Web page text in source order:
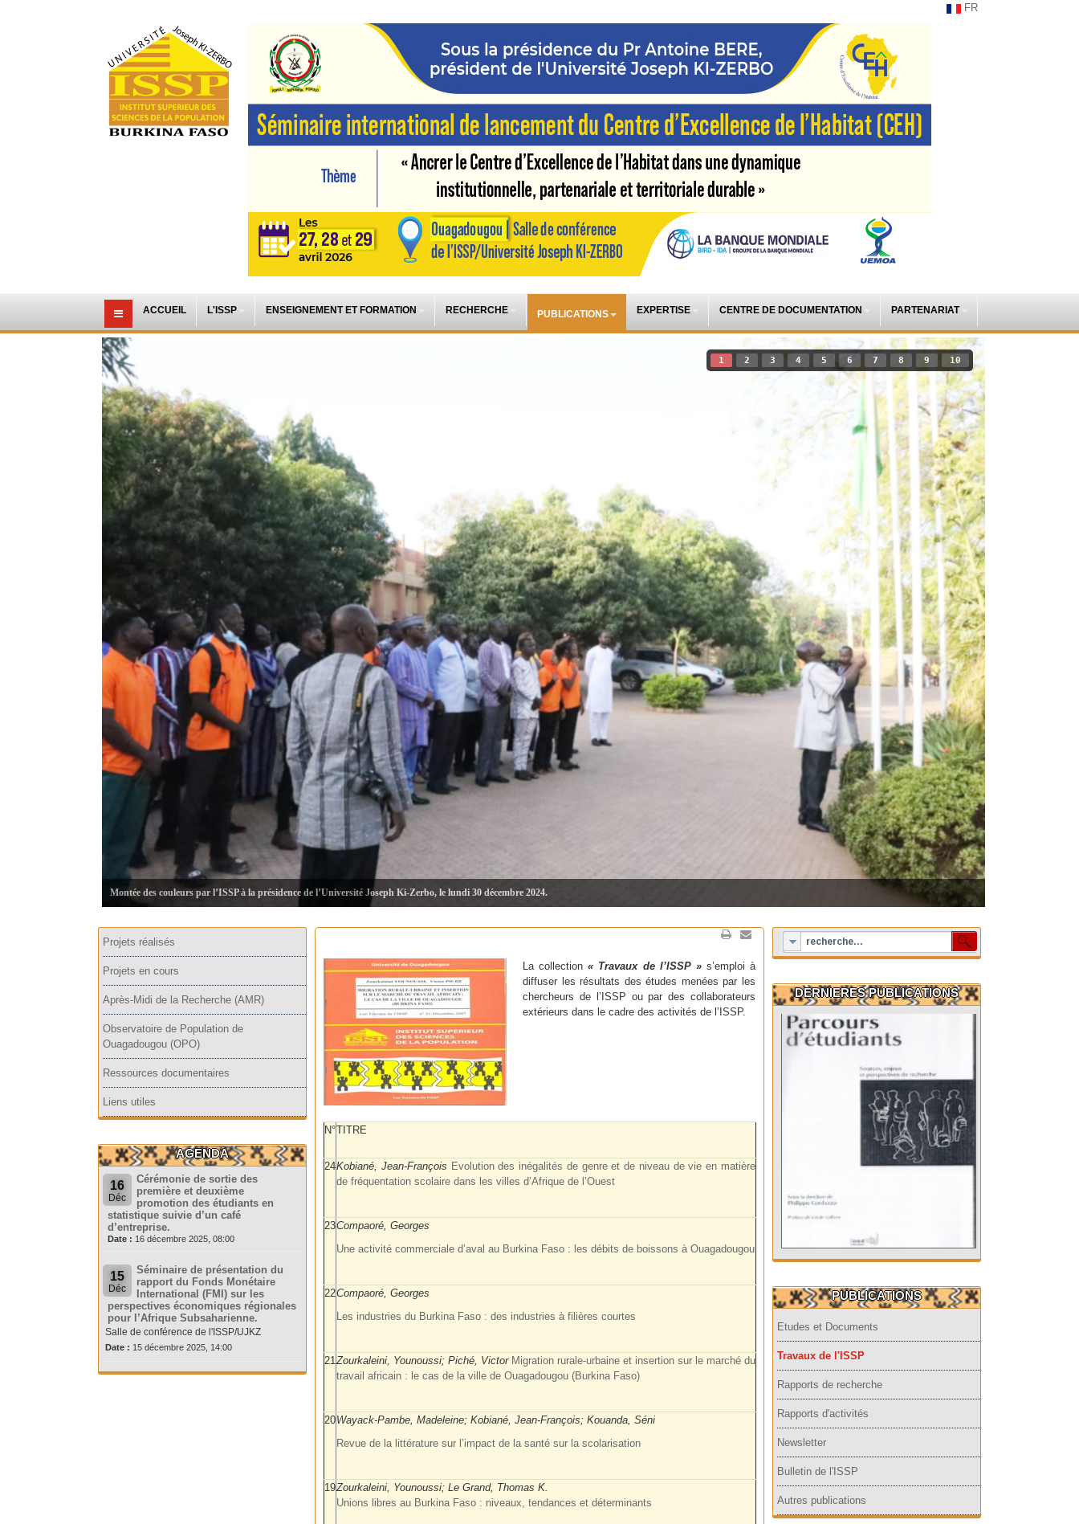
FR
ACCUEIL L'ISSP ENSEIGNEMENT ET FORMATION RECHERCHE PUBLICATIONS EXPERTISE CENTRE DE DOCUMENTATION PARTENARIAT
1 2 3 4 5 6 7 8 9 10
Montée des couleurs par l’ISSP à la présidence de l’Université Joseph Ki-Zerbo, le lundi 30 décembre 2024.
La collection« Travaux de l’ISSP »s’emploi à
diffuser les résultats des études menées par les
chercheurs de l’ISSP ou par des collaborateurs
extérieurs dans le cadre des activités de l’ISSP.
N°TITRE
24Kobiané, Jean-François Evolution des inégalités de genre et de niveau de vie en matière
de fréquentation scolaire dans les villes d’Afrique de l’Ouest
23Compaoré, Georges
Une activité commerciale d’aval au Burkina Faso : les débits de boissons à Ouagadougou
22Compaoré, Georges
Les industries du Burkina Faso : des industries à filières courtes
21Zourkaleini, Younoussi; Piché, Victor Migration rurale-urbaine et insertion sur le marché du
travail africain : le cas de la ville de Ouagadougou (Burkina Faso)
20Wayack-Pambe, Madeleine; Kobiané, Jean-François; Kouanda, Séni
Revue de la littérature sur l’impact de la santé sur la scolarisation
19Zourkaleini, Younoussi; Le Grand, Thomas K.
Unions libres au Burkina Faso : niveaux, tendances et déterminants
Projets réalisés
Projets en cours
Après-Midi de la Recherche (AMR)
Observatoire de Population de
Ouagadougou (OPO)
Ressources documentaires
Liens utiles
AGENDA
16
Déc
Cérémonie de sortie des
première et deuxième
promotion des étudiants en
statistique suivie d’un café
d’entreprise.
Date : 16 décembre 2025, 08:00
15
Déc
Séminaire de présentation du
rapport du Fonds Monétaire
International (FMI) sur les
perspectives économiques régionales
pour l’Afrique Subsaharienne.
Salle de conférence de l'ISSP/UJKZ
Date : 15 décembre 2025, 14:00
DERNIERES PUBLICATIONS
PUBLICATIONS
Etudes et Documents
Travaux de l'ISSP
Rapports de recherche
Rapports d'activités
Newsletter
Bulletin de l'ISSP
Autres publications